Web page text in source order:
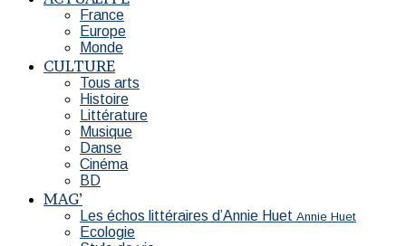
France
Europe
Monde
CULTURE
Tous arts
Histoire
Littérature
Musique
Danse
Cinéma
BD
MAG’
Les échos littéraires d’Annie Huet Annie Huet
Ecologie